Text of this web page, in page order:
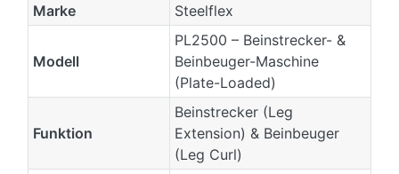
Marke
Steelflex
Modell
PL2500 – Beinstrecker- &
Beinbeuger-Maschine
(Plate-Loaded)
Funktion
Beinstrecker (Leg
Extension) & Beinbeuger
(Leg Curl)